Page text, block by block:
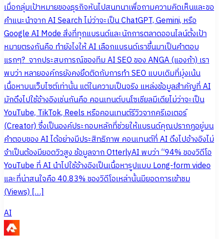
เมื่อกลุ่มเป้าหมายของธุรกิจหันไปสนทนาเพื่อถามความคิดเห็นและขอ
คำแนะนำจาก AI Search ไม่ว่าจะเป็น ChatGPT, Gemini, หรือ
Google AI Mode สิ่งที่ทุกแบรนด์และนักการตลาดออนไลน์ตั้งเป้า
หมายตรงกันคือ ทำยังไงให้ AI เลือกแบรนด์เราขึ้นมาเป็นคำตอบ
แรกๆ? จากประสบการณ์ของทีม AI SEO ของ ANGA (แองก้า) เรา
พบว่า หลายองค์กรยังคงยึดติดกับการทำ SEO แบบเดิมที่มุ่งเน้น
เนื้อหาบนเว็บไซต์เท่านั้น แต่ในความเป็นจริง แหล่งข้อมูลสำคัญที่ AI
มักดึงไปใช้อ้างอิงเช่นกันคือ คอนเทนต์บนโซเชียลมีเดียไม่ว่าจะเป็น
YouTube, TikTok, Reels หรือคอนเทนต์รีวิวจากครีเอเตอร์
(Creator) ซึ่งเป็นองค์ประกอบหลักที่ช่วยให้แบรนด์คุณปรากฏอยู่บน
คำตอบของ AI ได้อย่างมีประสิทธิภาพ คอนเทนต์ที่ AI ดึงไปอ้างอิงไม่
จำเป็นต้องมียอดวิวสูง ข้อมูลจาก OtterlyAI พบว่า “94% ของวิดีโอ
YouTube ที่ AI นำไปใช้อ้างอิงเป็นเนื้อหารูปแบบ Long-form video
และที่น่าสนใจคือ 40.83% ของวิดีโอเหล่านั้นมียอดการเข้าชม
(Views) […]
AI